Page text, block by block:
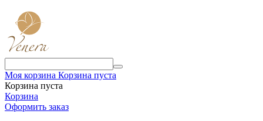
Моя корзина Корзина пуста
Корзина пуста
Корзина
Оформить заказ